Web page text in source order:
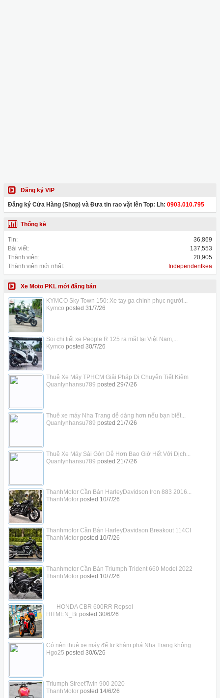
Đăng ký VIP
Đăng ký Cửa Hàng (Shop) và Đưa tin rao vặt lên Top: Lh: 0903.010.795
Thống kê
Tin:
36,869
Bài viết:
137,553
Thành viên:
20,905
Thành viên mới nhất:
Independentkea
Xe Moto PKL mới đăng bán
KYMCO Sky Town 150: Xe tay ga chinh phục người...
Kymco posted 31/7/26
Soi chi tiết xe People R 125 ra mắt tại Việt Nam,...
Kymco posted 30/7/26
Thuê Xe Máy TPHCM Giải Pháp Di Chuyển Tiết Kiệm
Quanlynhansu789 posted 29/7/26
Thuê xe máy Nha Trang dễ dàng hơn nếu bạn biết...
Quanlynhansu789 posted 21/7/26
Thuê Xe Máy Sài Gòn Dễ Hơn Bao Giờ Hết Với Dịch...
Quanlynhansu789 posted 21/7/26
ThanhMotor Cần Bán HarleyDavidson Iron 883 2016...
ThanhMotorposted 10/7/26
Thanhmotor Cần Bán HarleyDavidson Breakout 114CI
ThanhMotorposted 10/7/26
Thanhmotor Cần Bán Triumph Trident 660 Model 2022
ThanhMotorposted 10/7/26
___HONDA CBR 600RR Repsol___
HITMEN_Bi posted 30/6/26
Có nên thuê xe máy để tự khám phá Nha Trang không
Hgo25 posted 30/6/26
Triumph StreetTwin 900 2020
ThanhMotorposted 14/6/26